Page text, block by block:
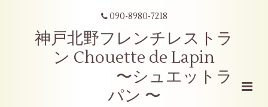
090-8980-7218
神戸北野フレンチレストラ
ン Chouette de Lapin
〜シュエットラ
パン 〜